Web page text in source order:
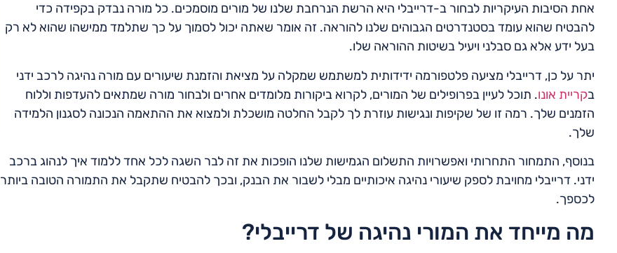
אחת הסיבות העיקריות לבחור ב-דרייבלי היא הרשת הנרחבת שלנו של מורים מוסמכים. כל מורה נבדק בקפידה כדי
להבטיח שהוא עומד בסטנדרטים הגבוהים שלנו להוראה. זה אומר שאתה יכול לסמוך על כך שתלמד ממישהו שהוא לא רק
בעל ידע אלא גם סבלני ויעיל בשיטות ההוראה שלו.
יתר על כן, דרייבלי מציעה פלטפורמה ידידותית למשתמש שמקלה על מציאת והזמנת שיעורים עם מורה נהיגה לרכב ידני
בקריית אונו. תוכל לעיין בפרופילים של המורים, לקרוא ביקורות מלומדים אחרים ולבחור מורה שמתאים להעדפות וללוח
הזמנים שלך. רמה זו של שקיפות ונגישות עוזרת לך לקבל החלטה מושכלת ולמצוא את ההתאמה הנכונה לסגנון הלמידה
שלך.
בנוסף, התמחור התחרותי ואפשרויות התשלום הגמישות שלנו הופכות את זה לבר השגה לכל אחד ללמוד איך לנהוג ברכב
ידני. דרייבלי מחויבת לספק שיעורי נהיגה איכותיים מבלי לשבור את הבנק, ובכך להבטיח שתקבל את התמורה הטובה ביותר
לכספך.
מה מייחד את המורי נהיגה של דרייבלי?